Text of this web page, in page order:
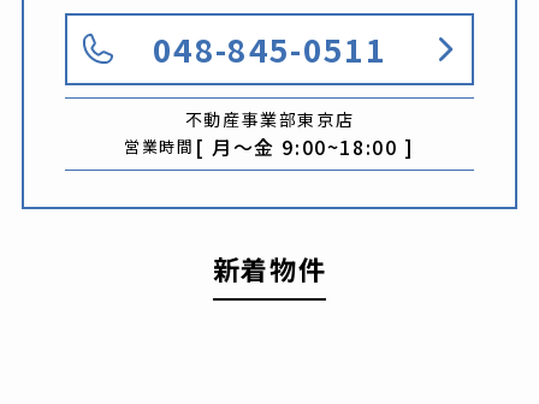
048-845-0511
不動産事業部東京店
営業時間 [ 月〜金 9:00~18:00 ]
新着物件